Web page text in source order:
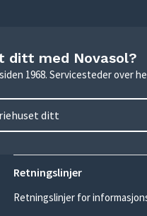
ditt med Novasol?
1968. Servicesteder over
ditt
Retningslinjer
Retningslinjer for